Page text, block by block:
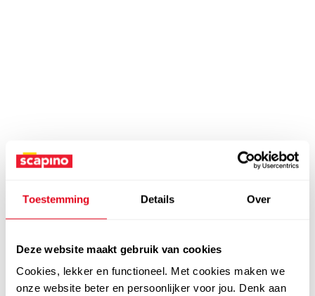
Toestemming Details Over
Deze website maakt gebruik van cookies
Cookies, lekker en functioneel. Met cookies maken we
onze website beter en persoonlijker voor jou. Denk aan